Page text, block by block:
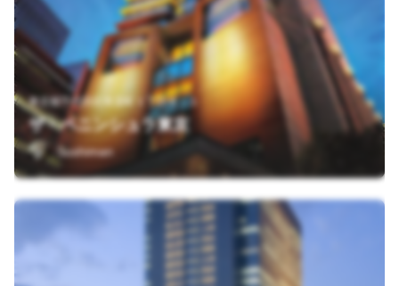
東京都千代田区有楽町１丁目８－１
ザ・ペニンシュラ東京
Sushiman